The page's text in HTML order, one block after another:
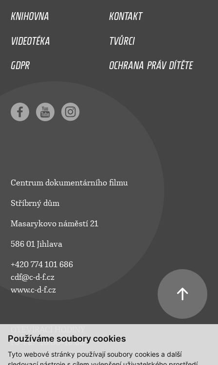
Používáme soubory cookies
Tyto webové stránky používají soubory cookies a další
KNIHOVNA
KONTAKT
VIDEOTÉKA
TVŮRCI
GDPR
OCHRANA PRÁV DÍTĚTE
Centrum dokumentárního filmu
Stříbrný dům
Masarykovo náměstí 21
586 01 Jihlava
+420 774 101 686
cdf@c-d-f.cz
www.c-d-f.cz
Po–Pá:
10.00–18.00
So:
na požádání